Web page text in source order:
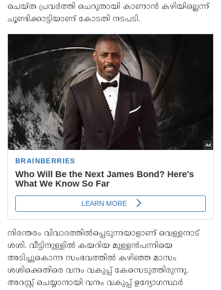
ചെയ്ത പ്രവർത്തി ചെറുതായി കാണാൻ കഴിയില്ലെന്ന്
ചൂണ്ടിക്കാട്ടിയാണ് കോടതി ന‌ടപടി.
നിരന്തരം വിവാദത്തിൽപ്പെടുന്നയാളാണ് വെള്ളനാട്
ശശി. വീട്ടിനുള്ളിൽ കയറിയ മുള്ളൻപന്നിയെ
അടിച്ചുകൊന്ന സംഭവത്തിൽ കഴിഞ്ഞ മാസം
ശശിക്കെതിരെ വനം വകുപ്പ് കേസെടുത്തിരുന്നു.
അറസ്റ്റ് ചെയ്യാനായി വനം വകുപ്പ് ഉദ്യോഗസ്ഥർ